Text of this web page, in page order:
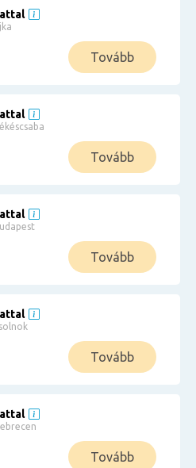
Tovább
Tovább
Tovább
Tovább
Tovább